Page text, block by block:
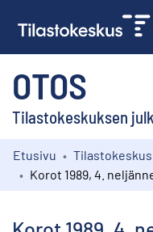
OTOS
Tilastokeskuksen
Kokoelmat
Etusivu Tilastokeskus
Korot 1989, 4.